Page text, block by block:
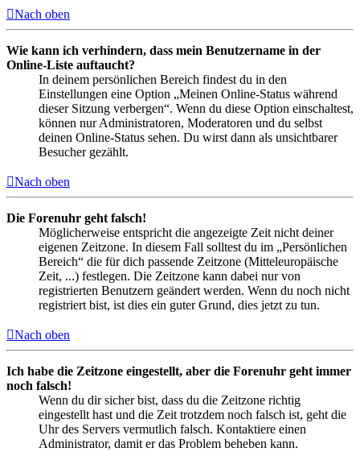
Nach oben
Wie kann ich verhindern, dass mein Benutzername in der
Online-Liste auftaucht?
In deinem persönlichen Bereich findest du in den
Einstellungen eine Option „Meinen Online-Status während
dieser Sitzung verbergen“. Wenn du diese Option einschaltest,
können nur Administratoren, Moderatoren und du selbst
deinen Online-Status sehen. Du wirst dann als unsichtbarer
Besucher gezählt.
Nach oben
Die Forenuhr geht falsch!
Möglicherweise entspricht die angezeigte Zeit nicht deiner
eigenen Zeitzone. In diesem Fall solltest du im „Persönlichen
Bereich“ die für dich passende Zeitzone (Mitteleuropäische
Zeit, ...) festlegen. Die Zeitzone kann dabei nur von
registrierten Benutzern geändert werden. Wenn du noch nicht
registriert bist, ist dies ein guter Grund, dies jetzt zu tun.
Nach oben
Ich habe die Zeitzone eingestellt, aber die Forenuhr geht immer
noch falsch!
Wenn du dir sicher bist, dass du die Zeitzone richtig
eingestellt hast und die Zeit trotzdem noch falsch ist, geht die
Uhr des Servers vermutlich falsch. Kontaktiere einen
Administrator, damit er das Problem beheben kann.